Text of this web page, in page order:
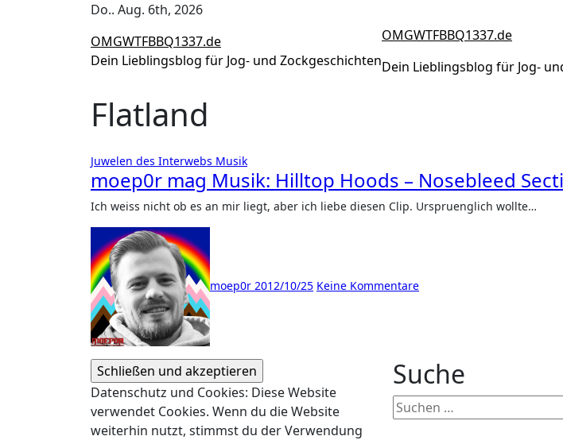
Do.. Aug. 6th, 2026
OMGWTFBBQ1337.de
Dein Lieblingsblog für Jog- und Zockgeschichten
OMGWTFBBQ1337.de
Dein Lieblingsblog für Jog-
Flatland
Juwelen des Interwebs Musik
moep0r mag Musik: Hilltop Hoods – Nosebleed
Ich weiss nicht ob es an mir liegt, aber ich liebe diesen Clip. Urspruenglich wollte…
moep0r 2012/10/25 Keine Kommentare
Datenschutz und Cookies: Diese Website
verwendet Cookies. Wenn du die Website
weiterhin nutzt, stimmst du der Verwendung
Suche
Suchen
nach: